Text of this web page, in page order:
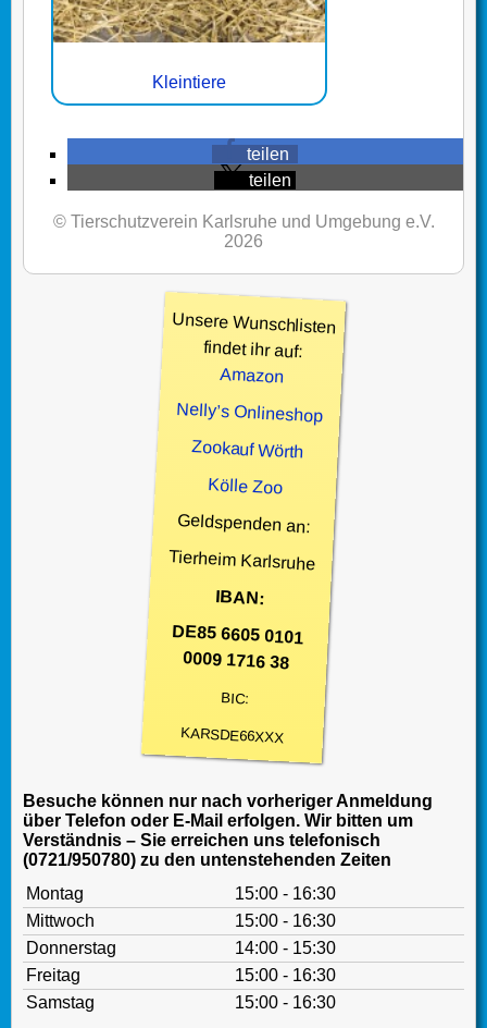
Kleintiere
teilen
teilen
© Tierschutzverein Karlsruhe und Umgebung e.V.
2026
Unsere Wunschlisten
findet ihr auf:
Amazon
Nelly’s Onlineshop
Zookauf Wörth
Kölle Zoo
Geldspenden an:
Tierheim Karlsruhe
IBAN:
DE85 6605 0101
0009 1716 38
BIC:
KARSDE66XXX
Besuche können nur nach vorheriger Anmeldung
über Telefon oder E-Mail erfolgen. Wir bitten um
Verständnis – Sie erreichen uns telefonisch
(0721/950780) zu den untenstehenden Zeiten
Montag
15:00 - 16:30
Mittwoch
15:00 - 16:30
Donnerstag
14:00 - 15:30
Freitag
15:00 - 16:30
Samstag
15:00 - 16:30